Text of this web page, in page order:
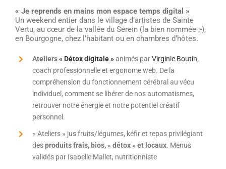
« Je reprends en mains mon espace temps digital »
Un weekend entier dans le village d’artistes de Sainte
Vertu, au cœur de la vallée du Serein (la bien nommée ;-),
en Bourgogne, chez l’habitant ou en chambres d’hôtes.
Ateliers« Détox digitale »animés parVirginie Boutin,
coach professionnelle et ergonome web. De la
compréhension du fonctionnement cérébral au vécu
individuel, comment se libérer de nos automatismes,
retrouver notre énergie et notre potentiel créatif
personnel.
« Ateliers » jus fruits/légumes, kéfir et repas privilégiant
desproduits frais, bios, « détox » et locaux. Menus
validés par Isabelle Mallet, nutritionniste